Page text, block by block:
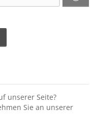
unserer Seite?
Sie an unserer